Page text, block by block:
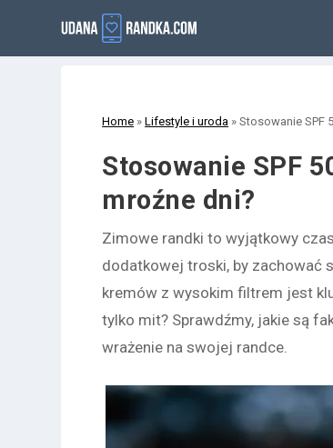
Home »Lifestyle i uroda »Stosowanie SPF
Stosowanie SPF
mroźne dni?
Zimowe randki to wyjątkowy
dodatkowej troski, by zachować
kremów z wysokim filtrem jest
tylko mit? Sprawdźmy, jakie są
wrażenie na swojej randce.